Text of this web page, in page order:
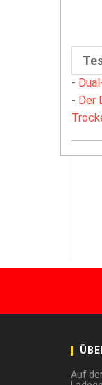
-
- Der
Auf